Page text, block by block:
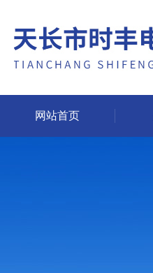
网站首页